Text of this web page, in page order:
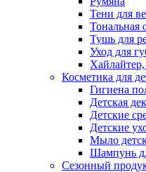
Тени для
Тональная
Тушь для
Уход для
Косметика для
Гигиена
Детская
Детские
Детские
Мыло
Шампунь
Сезонный